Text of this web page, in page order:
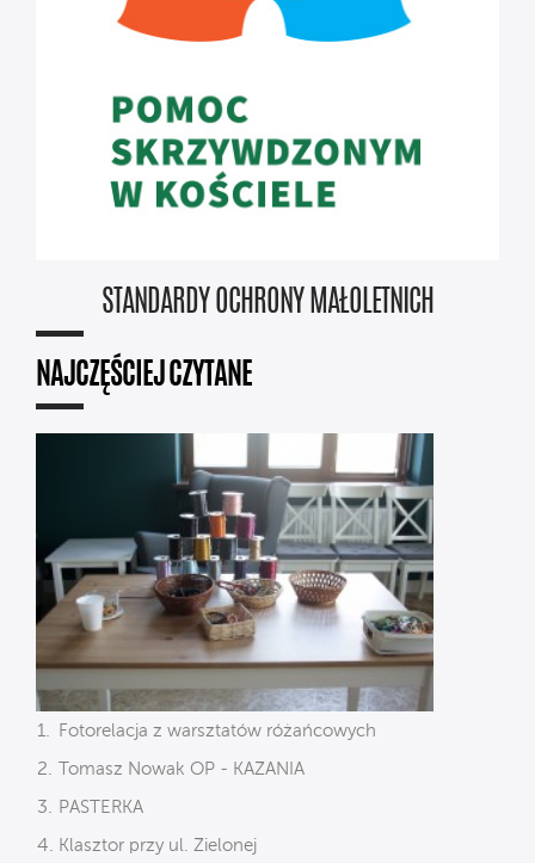
STANDARDY OCHRONY MAŁOLETNICH
NAJCZĘŚCIEJ CZYTANE
Fotorelacja z warsztatów różańcowych
Tomasz Nowak OP - KAZANIA
PASTERKA
Klasztor przy ul. Zielonej